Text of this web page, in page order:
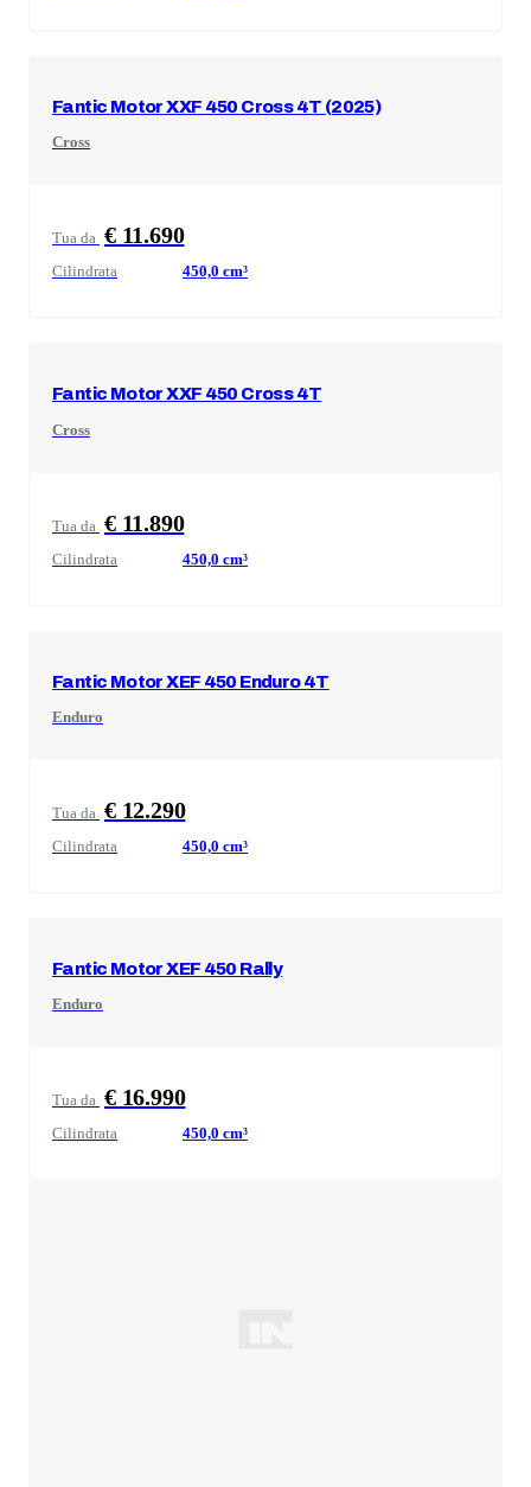
Fantic MotorXXF 450 Cross 4T (2025)
Cross
Tua da € 11.690
Cilindrata 450,0 cm³
Fantic MotorXXF 450 Cross 4T
Cross
Tua da € 11.890
Cilindrata 450,0 cm³
Fantic MotorXEF 450 Enduro 4T
Enduro
Tua da € 12.290
Cilindrata 450,0 cm³
Fantic MotorXEF 450 Rally
Enduro
Tua da € 16.990
Cilindrata 450,0 cm³